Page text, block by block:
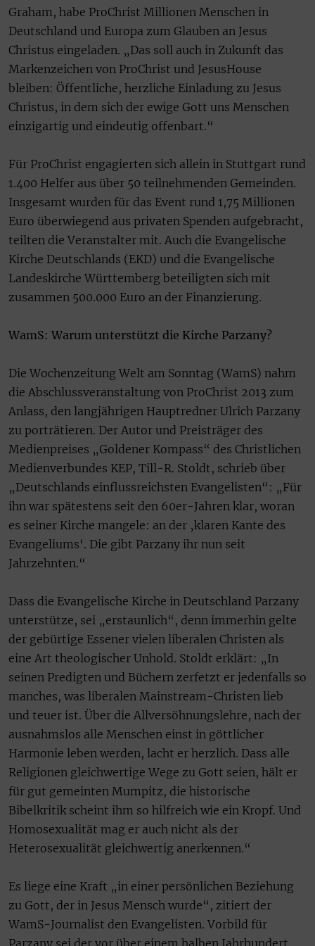
Graham, habe ProChrist Millionen Menschen in
Deutschland und Europa zum Glauben an Jesus
Christus eingeladen. „Das soll auch in Zukunft das
Markenzeichen von ProChrist und JesusHouse
bleiben: Öffentliche, herzliche Einladung zu Jesus
Christus, in dem sich der ewige Gott uns Menschen
einzigartig und eindeutig offenbart.“
Für ProChrist engagierten sich allein in Stuttgart rund
1.400 Helfer aus über 50 teilnehmenden Gemeinden.
Insgesamt wurden für das Event rund 1,75 Millionen
Euro überwiegend aus privaten Spenden aufgebracht,
teilten die Veranstalter mit. Auch die Evangelische
Kirche Deutschlands (EKD) und die Evangelische
Landeskirche Württemberg beteiligten sich mit
zusammen 500.000 Euro an der Finanzierung.
WamS: Warum unterstützt die Kirche Parzany?
Die Wochenzeitung Welt am Sonntag (WamS) nahm
die Abschlussveranstaltung von ProChrist 2013 zum
Anlass, den langjährigen Hauptredner Ulrich Parzany
zu porträtieren. Der Autor und Preisträger des
Medienpreises „Goldener Kompass“ des Christlichen
Medienverbundes KEP, Till-R. Stoldt, schrieb über
„Deutschlands einflussreichsten Evangelisten“: „Für
ihn war spätestens seit den 60er-Jahren klar, woran
es seiner Kirche mangele: an der ‚klaren Kante des
Evangeliums‘. Die gibt Parzany ihr nun seit
Jahrzehnten.“
Dass die Evangelische Kirche in Deutschland Parzany
unterstütze, sei „erstaunlich“, denn immerhin gelte
der gebürtige Essener vielen liberalen Christen als
eine Art theologischer Unhold. Stoldt erklärt: „In
seinen Predigten und Büchern zerfetzt er jedenfalls so
manches, was liberalen Mainstream-Christen lieb
und teuer ist. Über die Allversöhnungslehre, nach der
ausnahmslos alle Menschen einst in göttlicher
Harmonie leben werden, lacht er herzlich. Dass alle
Religionen gleichwertige Wege zu Gott seien, hält er
für gut gemeinten Mumpitz, die historische
Bibelkritik scheint ihm so hilfreich wie ein Kropf. Und
Homosexualität mag er auch nicht als der
Heterosexualität gleichwertig anerkennen.“
Es liege eine Kraft „in einer persönlichen Beziehung
zu Gott, der in Jesus Mensch wurde“, zitiert der
WamS-Journalist den Evangelisten. Vorbild für